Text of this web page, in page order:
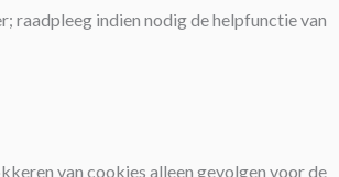
raadpleeg indien nodig de helpfunctie van
van cookies alleen gevolgen voor de